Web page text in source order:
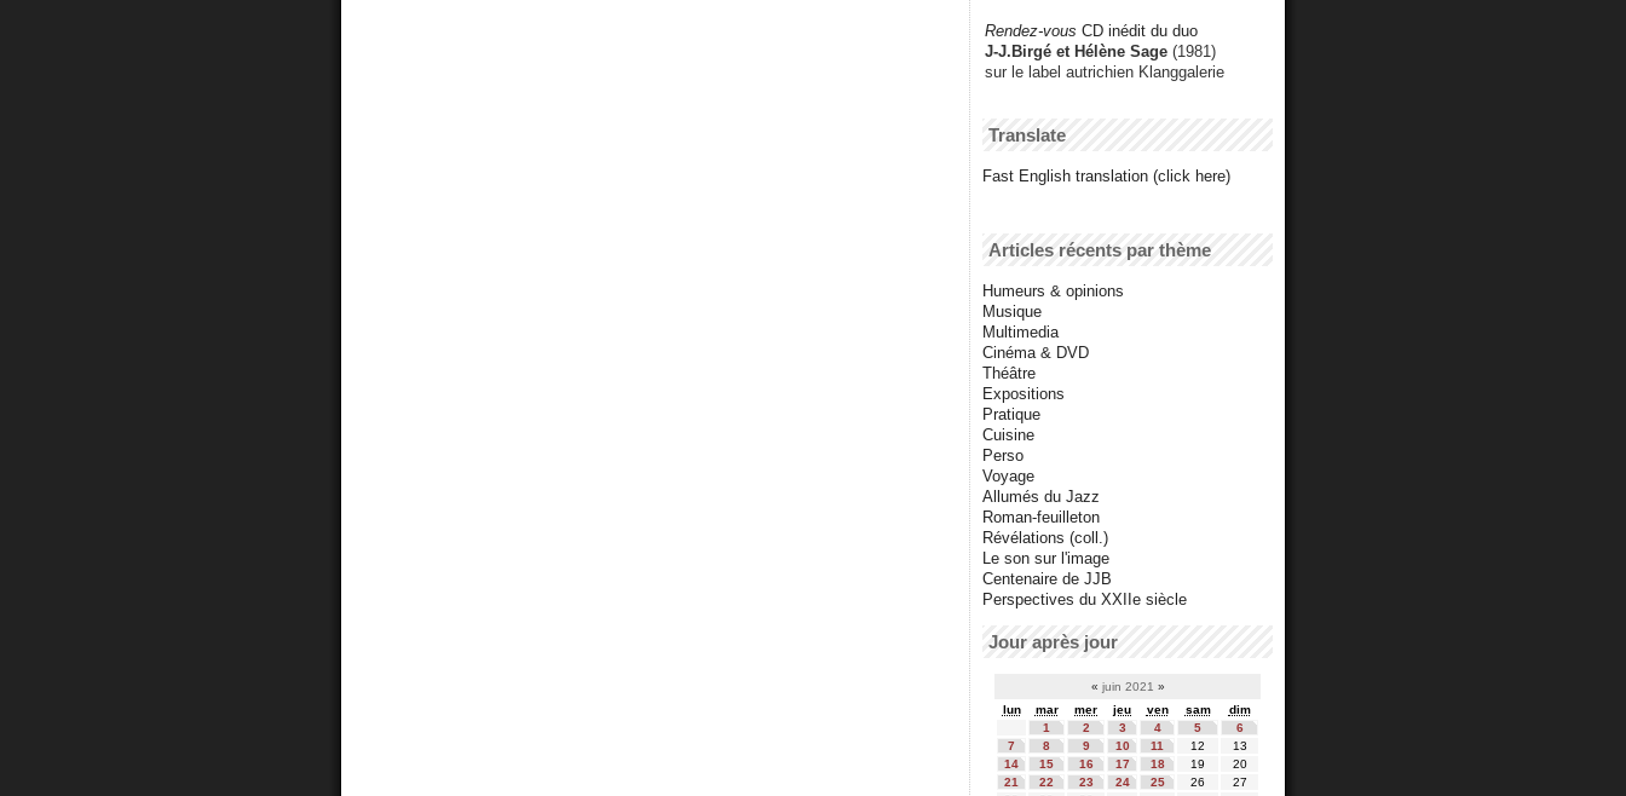
Rendez-vous CD inédit du duo
J-J.Birgé et Hélène Sage (1981)
sur le label autrichien Klanggalerie
Translate
Fast English translation (click here)
Articles récents par thème
Humeurs & opinions
Musique
Multimedia
Cinéma & DVD
Théâtre
Expositions
Pratique
Cuisine
Perso
Voyage
Allumés du Jazz
Roman-feuilleton
Révélations (coll.)
Le son sur l'image
Centenaire de JJB
Perspectives du XXIIe siècle
Jour après jour
« juin 2021 »
lun
mar mer jeu ven sam
dim
1
2 3 4 5
6
7
8 9 10 11 12
13
14
15 16 17 18 19
20
21
22 23 24 25 26
27